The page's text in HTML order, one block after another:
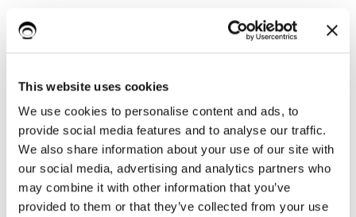
This website uses cookies
We use cookies to personalise content and ads, to
provide social media features and to analyse our traffic.
We also share information about your use of our site with
our social media, advertising and analytics partners who
may combine it with other information that you’ve
provided to them or that they’ve collected from your use
attraverso il quale puoi inserire un qualsiasi
contenutose e solo se non è stato inserito un DPO
è stato compilato il campo dedicato ai motivi per cui
non si è designato un DPO. Il modello di documento
predefinito riporta il segnaposto:
{note_dpo} - questo segnaposto sarà sostituito con il